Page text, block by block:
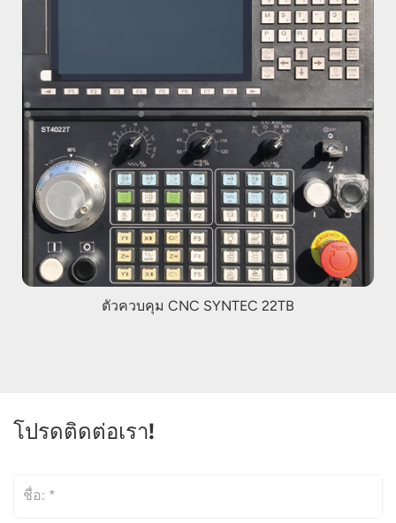
ตัวควบคุม CNC SYNTEC 22TB
โปรดติดต่อเรา!